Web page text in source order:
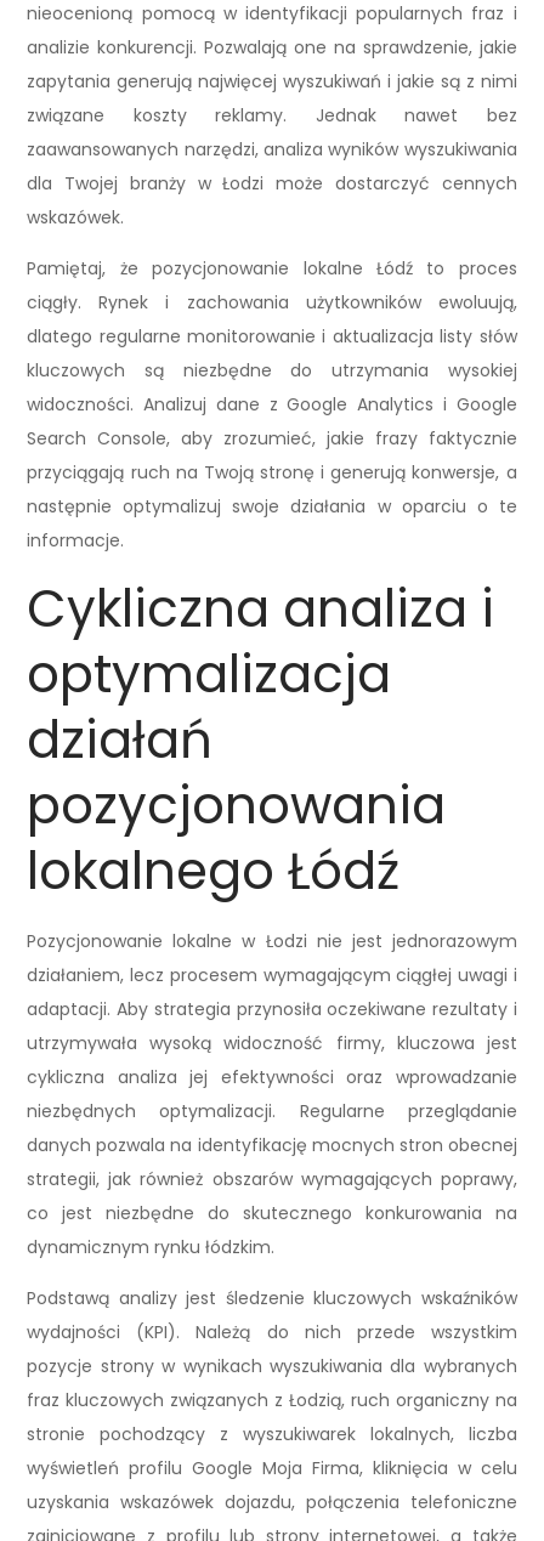
nieocenioną pomocą w identyfikacji popularnych fraz i
analizie konkurencji. Pozwalają one na sprawdzenie, jakie
zapytania generują najwięcej wyszukiwań i jakie są z nimi
związane koszty reklamy. Jednak nawet bez
zaawansowanych narzędzi, analiza wyników wyszukiwania
dla Twojej branży w Łodzi może dostarczyć cennych
wskazówek.
Pamiętaj, że pozycjonowanie lokalne Łódź to proces
ciągły. Rynek i zachowania użytkowników ewoluują,
dlatego regularne monitorowanie i aktualizacja listy słów
kluczowych są niezbędne do utrzymania wysokiej
widoczności. Analizuj dane z Google Analytics i Google
Search Console, aby zrozumieć, jakie frazy faktycznie
przyciągają ruch na Twoją stronę i generują konwersje, a
następnie optymalizuj swoje działania w oparciu o te
informacje.
Cykliczna analiza i
optymalizacja
działań
pozycjonowania
lokalnego Łódź
Pozycjonowanie lokalne w Łodzi nie jest jednorazowym
działaniem, lecz procesem wymagającym ciągłej uwagi i
adaptacji. Aby strategia przynosiła oczekiwane rezultaty i
utrzymywała wysoką widoczność firmy, kluczowa jest
cykliczna analiza jej efektywności oraz wprowadzanie
niezbędnych optymalizacji. Regularne przeglądanie
danych pozwala na identyfikację mocnych stron obecnej
strategii, jak również obszarów wymagających poprawy,
co jest niezbędne do skutecznego konkurowania na
dynamicznym rynku łódzkim.
Podstawą analizy jest śledzenie kluczowych wskaźników
wydajności (KPI). Należą do nich przede wszystkim
pozycje strony w wynikach wyszukiwania dla wybranych
fraz kluczowych związanych z Łodzią, ruch organiczny na
stronie pochodzący z wyszukiwarek lokalnych, liczba
wyświetleń profilu Google Moja Firma, kliknięcia w celu
uzyskania wskazówek dojazdu, połączenia telefoniczne